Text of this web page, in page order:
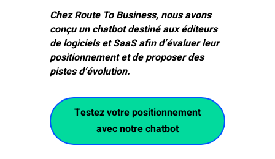
Chez Route To Business, nous avons
conçu un chatbot destiné aux éditeurs
de logiciels et SaaS afin d’évaluer leur
positionnement et de proposer des
pistes d’évolution.
Testez votre positionnement
avec notre chatbot